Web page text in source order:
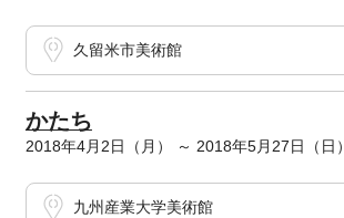
久留米市美術館
かたち
2018年4月2日（月） ～ 2018年5月27日（日）
九州産業大学美術館